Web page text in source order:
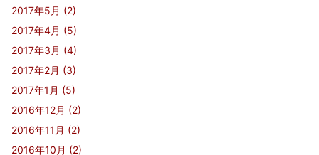
2017年5月 (2)
2017年4月 (5)
2017年3月 (4)
2017年2月 (3)
2017年1月 (5)
2016年12月 (2)
2016年11月 (2)
2016年10月 (2)